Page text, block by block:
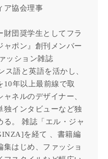
ア協会理事
財団奨学生としてフラ
ャポン』創刊メンバー
ッション雑誌
ス語と英語を活かし、
10年以上最前線で取
ネルのデザイナー、
独インタビューなど独
る。 雑誌「エル・ジャ
を経て 、書籍編
はじめ、ファッショ